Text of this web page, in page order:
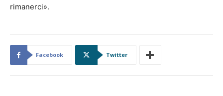
rimanerci».
Facebook Twitter